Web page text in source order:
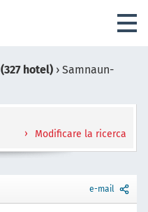
(327 hotel) › Samnaun-
Modificare la ricerca
e-mail